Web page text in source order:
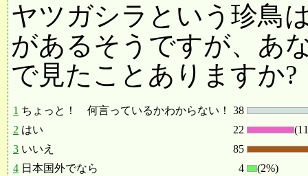
ヤツガシラという珍鳥
があるそうですが、あ
で見たことありますか?
1 ちょっと！ 何言っているかわからない！
38
2 はい 22
3 いいえ
85
4 日本国外でなら 4
(2%)